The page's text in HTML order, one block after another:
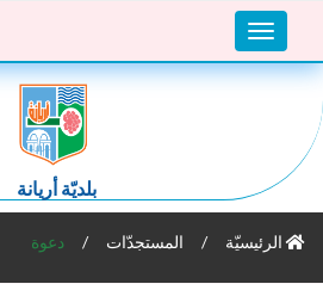
Toggle
navigation
بلديّة أريانة
الرئيسيّة المستجدّات دعوة